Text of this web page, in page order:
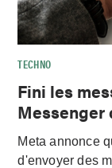
TECHNO
Fini les
Messenger
Meta annonce
d'envoyer des